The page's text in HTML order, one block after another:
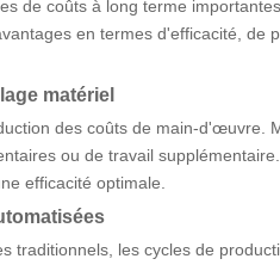
de coûts à long terme
en termes d'efficacité, de
matériel
des coûts de main-d'œuvre.
ou de travail
efficacité optimale.
traditionnels, les cycles de